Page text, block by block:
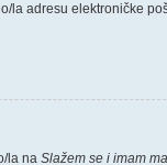
adresu elektroničke
la na Slažem se i imam